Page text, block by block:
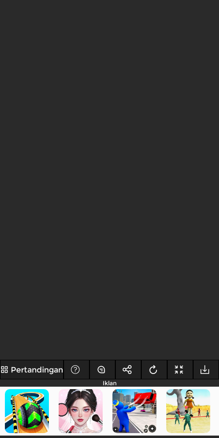
Pertandingan
Iklan